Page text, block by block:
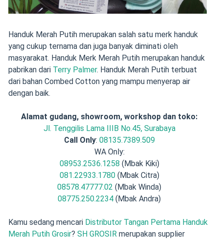
Handuk Merah Putih merupakan salah satu merk handuk
yang cukup ternama dan juga banyak diminati oleh
masyarakat. Handuk Merk Merah Putih merupakan handuk
pabrikan dari Terry Palmer. Handuk Merah Putih terbuat
dari bahan Combed Cotton yang mampu menyerap air
dengan baik.
Alamat gudang, showroom, workshop dan toko:
Jl. Tenggilis Lama IIIB No.45, Surabaya
Call Only: 08135.7389.509
WA Only:
08953.2536.1258 (Mbak Kiki)
081.22933.1780(Mbak Citra)
08578.47777.02 (Mbak Winda)
08775.250.2234 (Mbak Andra)
Kamu sedang mencari Distributor Tangan Pertama Handuk
Merah Putih Grosir? SH GROSIRmerupakan supplier